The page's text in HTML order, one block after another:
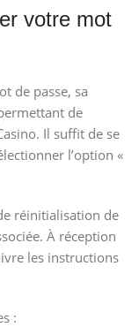
votre mot
de passe, sa
de
Il suffit de se
l’option «
réinitialisation de
À réception
les instructions
: